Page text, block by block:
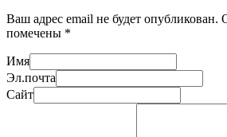
Ваш адрес email не будет опубликован.
помечены *
Имя
Эл.почта
Сайт